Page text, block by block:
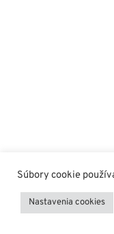
Súbory cookie
Nastavenia cookies